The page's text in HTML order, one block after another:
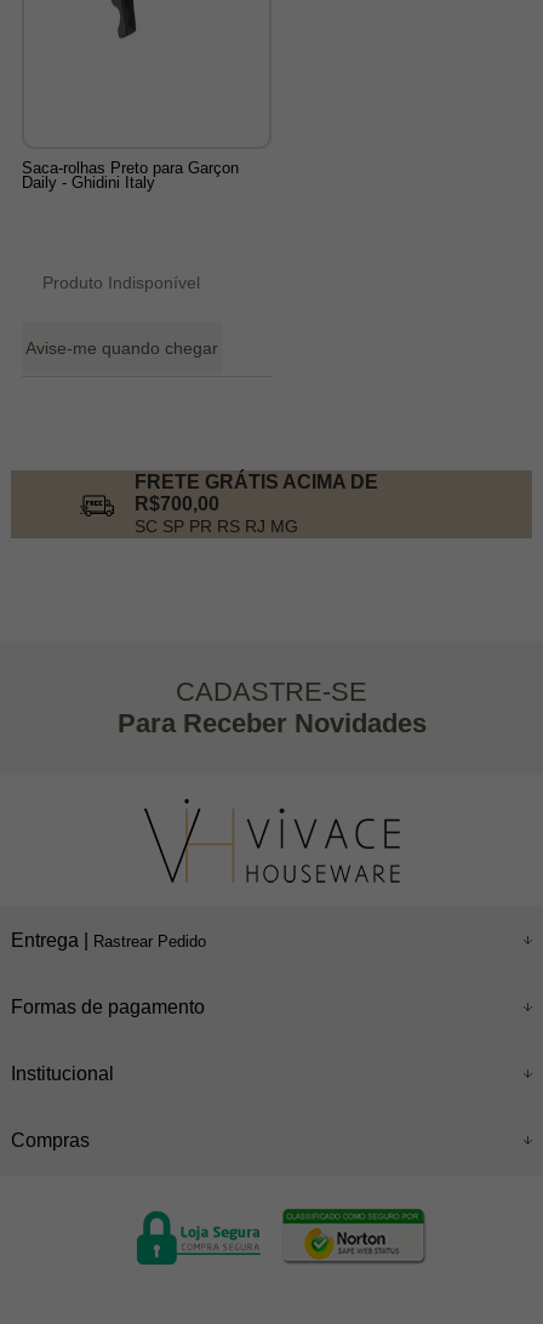
Saca-rolhas Preto para Garçon
Daily - Ghidini Italy
Produto Indisponível
Avise-me quando chegar
FRETE GRÁTIS ACIMA DE
R$700,00
SC SP PR RS RJ MG
CADASTRE-SE
Para Receber Novidades
Entrega | Rastrear Pedido
Formas de pagamento
Institucional
Compras